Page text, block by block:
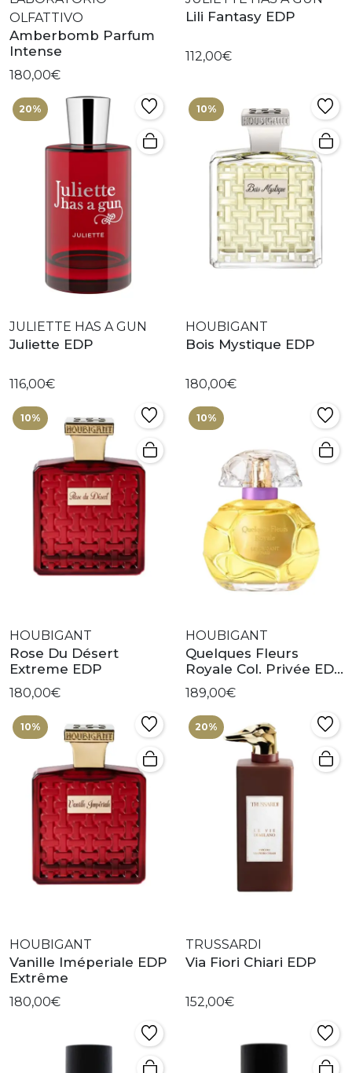
OLFATTIVO
Amberbomb Parfum
Intense
180,00€
Lili Fantasy EDP
112,00€
20%
JULIETTE HAS A GUN
Juliette EDP
116,00€
10%
HOUBIGANT
Bois Mystique EDP
180,00€
10%
HOUBIGANT
Rose Du Désert
Extreme EDP
180,00€
10%
HOUBIGANT
Quelques Fleurs
Royale Col. Privée EDP
Extrême
189,00€
10%
HOUBIGANT
Vanille Iméperiale EDP
Extrême
180,00€
20%
TRUSSARDI
Via Fiori Chiari EDP
152,00€